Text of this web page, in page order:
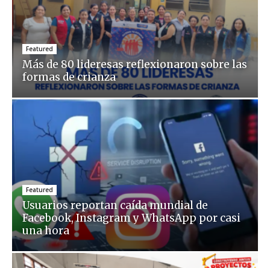
Featured
Más de 80 lideresas reflexionaron sobre las
formas de crianza
Featured
Usuarios reportan caída mundial de
Facebook, Instagram y WhatsApp por casi
una hora